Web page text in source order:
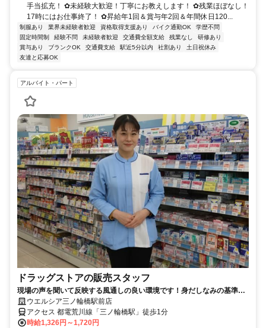
手当拡充！ ✿未経験大歓迎！丁寧にお教えします！ ✿残業ほぼなし！
17時にはお仕事終了！ ✿昇給年1回＆賞与年2回＆年間休日120...
制服あり 業界未経験者歓迎 資格取得支援あり バイク通勤OK
学歴不問
固定時間制
経験不問 未経験者歓迎 交通費全額支給 残業なし
研修あり
賞与あり
ブランクOK 交通費支給 駅近5分以内 社割あり
土日祝休み
友達と応募OK
アルバイト・パート
ドラッグストアの販売スタッフ
現場の声を聞いて反映する風通しの良い環境です！身だしなみの基準を
大幅に緩和しました！
ウエルシア三ノ輪橋駅前店
アクセス 都電荒川線「三ノ輪橋駅」徒歩1分
時給1,326円～1,720円